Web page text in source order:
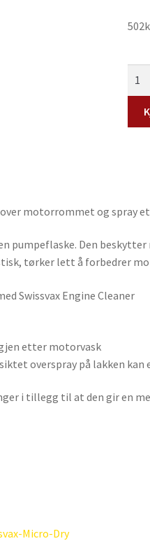
502
motorrommet og spray
pumpeflaske. Den
tørker lett å forbedrer
Swissvax Engine Cleaner
etter motorvask
overspray på lakken
i tillegg til at den gir en